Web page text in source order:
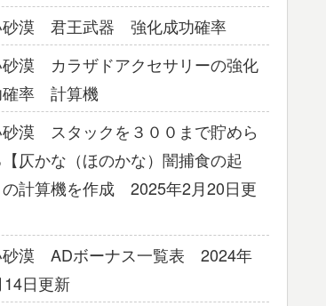
砂漠 君王武器 強化成功確率
漠 カラザドアクセサリーの強化
確率 計算機
漠 スタックを３００まで貯めら
仄かな（ほのかな）闇捕食の起
計算機を作成 2025年2月20日更
砂漠 ADボーナス一覧表 2024年
14日更新